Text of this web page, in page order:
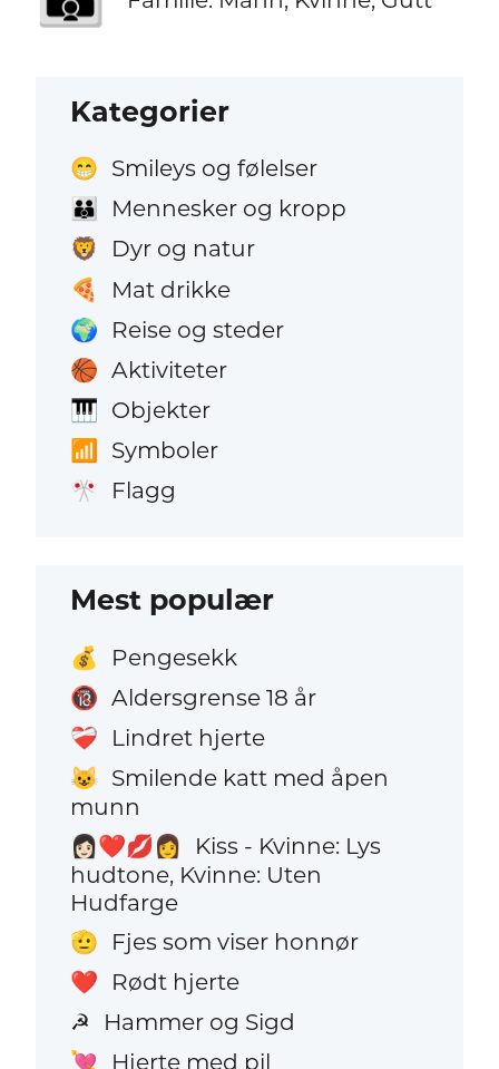
Kategorier
😁 Smileys og følelser
👪 Mennesker og kropp
🦁 Dyr og natur
🍕 Mat drikke
🌍 Reise og steder
🏀 Aktiviteter
🎹 Objekter
📶 Symboler
🎌 Flagg
Mest populær
💰 Pengesekk
🔞 Aldersgrense 18 år
❤️‍🩹 Lindret hjerte
😺 Smilende katt med åpen
munn
👩🏻‍❤️‍💋‍👩
Kiss - Kvinne: Lys
hudtone, Kvinne: Uten
Hudfarge
🫡 Fjes som viser honnør
❤️ Rødt hjerte
☭ Hammer og Sigd
💘 Hjerte med pil